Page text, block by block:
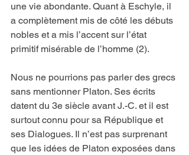
une vie abondante. Quant à Eschyle, il
a complètement mis de côté les débuts
nobles et a mis l’accent sur l’état
primitif misérable de l’homme (2).
Nous ne pourrions pas parler des grecs
sans mentionner Platon. Ses écrits
datent du 3e siècle avant J.-C. et il est
surtout connu pour sa République et
ses Dialogues. Il n’est pas surprenant
que les idées de Platon exposées dans